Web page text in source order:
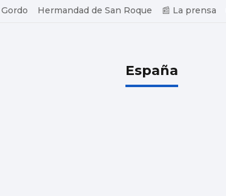
Hermandad de San Roque 📰 La prensa
España